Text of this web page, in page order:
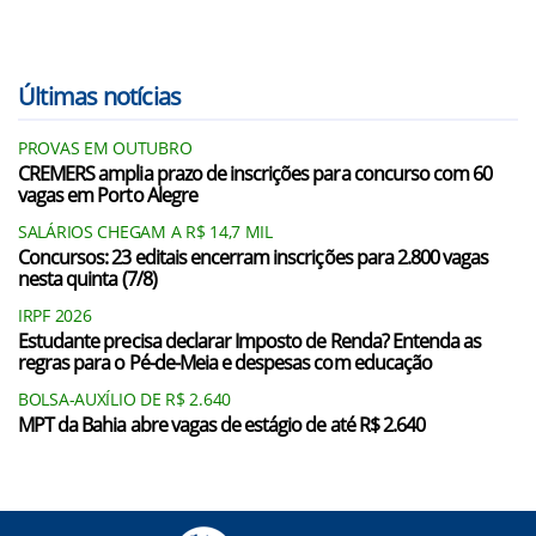
Últimas notícias
PROVAS EM OUTUBRO
CREMERS amplia prazo de inscrições para concurso com 60
vagas em Porto Alegre
SALÁRIOS CHEGAM A R$ 14,7 MIL
Concursos: 23 editais encerram inscrições para 2.800 vagas
nesta quinta (7/8)
IRPF 2026
Estudante precisa declarar Imposto de Renda? Entenda as
regras para o Pé-de-Meia e despesas com educação
BOLSA-AUXÍLIO DE R$ 2.640
MPT da Bahia abre vagas de estágio de até R$ 2.640